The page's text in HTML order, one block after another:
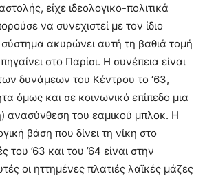
είχε ιδεολογικο-πολιτικά
να συνεχιστεί με τον ίδιο
σύστημα ακυρώνει αυτή τη βαθιά τομή
στο Παρίσι. Η συνέπεια είναι
δυνάμεων του Κέντρου το ‘63,
όμως και σε κοινωνικό επίπεδο μια
ανασύνθεση του εαμικού μπλοκ. Η
βάση που δίνει τη νίκη στο
του ’63 και του ’64 είναι στην
οι ηττημένες πλατιές λαϊκές μάζες